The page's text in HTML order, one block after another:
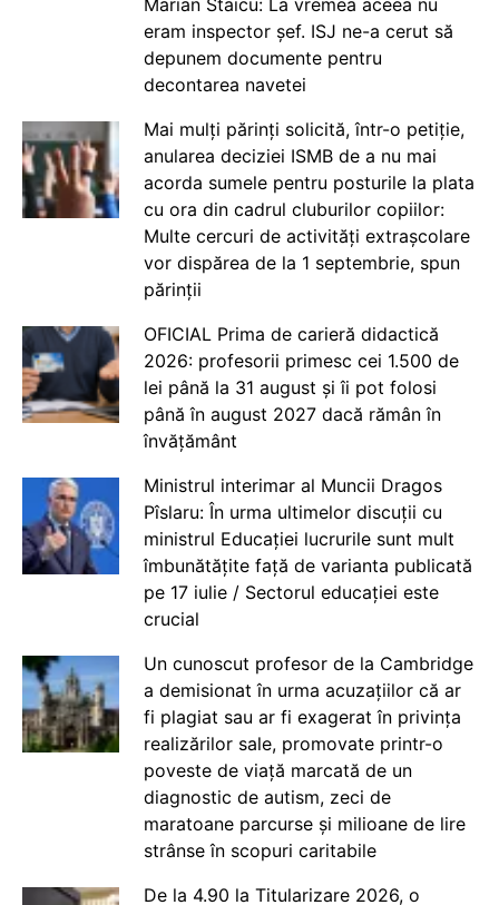
Marian Staicu: La vremea aceea nu
eram inspector șef. ISJ ne-a cerut să
depunem documente pentru
decontarea navetei
Mai mulți părinți solicită, într-o petiție,
anularea deciziei ISMB de a nu mai
acorda sumele pentru posturile la plata
cu ora din cadrul cluburilor copiilor:
Multe cercuri de activități extrașcolare
vor dispărea de la 1 septembrie, spun
părinții
OFICIAL Prima de carieră didactică
2026: profesorii primesc cei 1.500 de
lei până la 31 august și îi pot folosi
până în august 2027 dacă rămân în
învățământ
Ministrul interimar al Muncii Dragos
Pîslaru: În urma ultimelor discuții cu
ministrul Educației lucrurile sunt mult
îmbunătățite față de varianta publicată
pe 17 iulie / Sectorul educației este
crucial
Un cunoscut profesor de la Cambridge
a demisionat în urma acuzațiilor că ar
fi plagiat sau ar fi exagerat în privința
realizărilor sale, promovate printr-o
poveste de viață marcată de un
diagnostic de autism, zeci de
maratoane parcurse și milioane de lire
strânse în scopuri caritabile
De la 4.90 la Titularizare 2026, o